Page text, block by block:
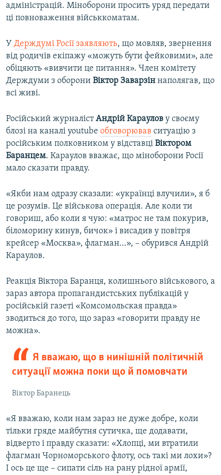
адміністрацій. Міноборони просить уряд передати
ці повноваження військкоматам.
У Держдумі Росії заявляють, що мовляв, звернення
від родичів екіпажу «можуть бути фейковими», але
обіцяють «вивчити це питання». Член комітету
Держдуми з оборони Віктор Заварзін наполягав, що
всі живі.
Російський журналістАндрій Караулов у своєму
блозі на каналі youtube обговорював ситуацію з
російським полковником у відставці Віктором
Баранцем. Караулов вважає, що міноборони Росії
мало сказати правду.
«Якби нам одразу сказали: «українці влучили», я б
це розумів. Це військова операція. Але коли ти
говориш, або коли я чую: «матрос не там покурив,
біломорину кинув, бичок» і висадив у повітря
крейсер «Москва», флагман…», – обурився Андрій
Караулов.
Реакція Віктора Баранця, колишнього військового, а
зараз автора пропагандистських публікацій у
російській газеті «Комсомольская правда»
зводиться до того, що зараз «говорити правду не
можна».
Я вважаю, що в нинішній політичній
ситуації можна поки що й помовчати
Віктор Баранець
«Я вважаю, коли нам зараз не дуже добре, коли
тільки гряде майбутня сутичка, ще додавати,
відверто і правду сказати: «Хлопці, ми втратили
флагман Чорноморського флоту, ось такі ми лохи»?
І ось це ще – сипати сіль на рану рідної армії,